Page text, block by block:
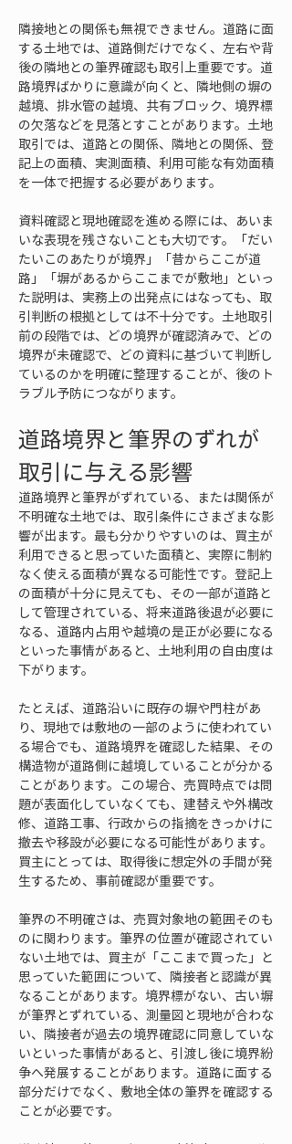
隣接地との関係も無視できません。道路に面
する土地では、道路側だけでなく、左右や背
後の隣地との筆界確認も取引上重要です。道
路境界ばかりに意識が向くと、隣地側の塀の
越境、排水管の越境、共有ブロック、境界標
の欠落などを見落とすことがあります。土地
取引では、道路との関係、隣地との関係、登
記上の面積、実測面積、利用可能な有効面積
を一体で把握する必要があります。
資料確認と現地確認を進める際には、あいま
いな表現を残さないことも大切です。「だい
たいこのあたりが境界」「昔からここが道
路」「塀があるからここまでが敷地」といっ
た説明は、実務上の出発点にはなっても、取
引判断の根拠としては不十分です。土地取引
前の段階では、どの境界が確認済みで、どの
境界が未確認で、どの資料に基づいて判断し
ているのかを明確に整理することが、後のト
ラブル予防につながります。
道路境界と筆界のずれが
取引に与える影響
道路境界と筆界がずれている、または関係が
不明確な土地では、取引条件にさまざまな影
響が出ます。最も分かりやすいのは、買主が
利用できると思っていた面積と、実際に制約
なく使える面積が異なる可能性です。登記上
の面積が十分に見えても、その一部が道路と
して管理されている、将来道路後退が必要に
なる、道路内占用や越境の是正が必要になる
といった事情があると、土地利用の自由度は
下がります。
たとえば、道路沿いに既存の塀や門柱があ
り、現地では敷地の一部のように使われてい
る場合でも、道路境界を確認した結果、その
構造物が道路側に越境していることが分かる
ことがあります。この場合、売買時点では問
題が表面化していなくても、建替えや外構改
修、道路工事、行政からの指摘をきっかけに
撤去や移設が必要になる可能性があります。
買主にとっては、取得後に想定外の手間が発
生するため、事前確認が重要です。
筆界の不明確さは、売買対象地の範囲そのも
のに関わります。筆界の位置が確認されてい
ない土地では、買主が「ここまで買った」と
思っていた範囲について、隣接者と認識が異
なることがあります。境界標がない、古い塀
が筆界とずれている、測量図と現地が合わな
い、隣接者が過去の境界確認に同意していな
いといった事情があると、引渡し後に境界紛
争へ発展することがあります。道路に面する
部分だけでなく、敷地全体の筆界を確認する
ことが必要です。